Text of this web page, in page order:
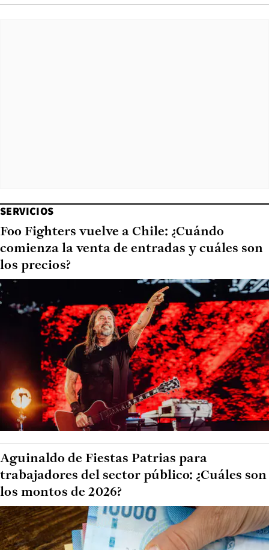
SERVICIOS
Foo Fighters vuelve a Chile: ¿Cuándo
comienza la venta de entradas y cuáles son
los precios?
Aguinaldo de Fiestas Patrias para
trabajadores del sector público: ¿Cuáles son
los montos de 2026?